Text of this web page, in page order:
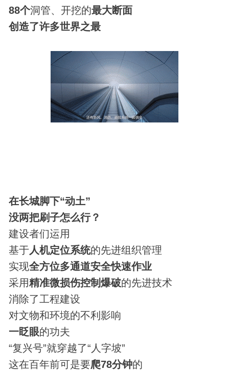
88个洞管、开挖的最大断面
创造了许多世界之最
在长城脚下“动土”
没两把刷子怎么行？
建设者们运用
基于人机定位系统的先进组织管理
实现全方位多通道安全快速作业
采用精准微损伤控制爆破的先进技术
消除了工程建设
对文物和环境的不利影响
一眨眼的功夫
“复兴号”就穿越了“人字坡”
这在百年前可是要爬78分钟的